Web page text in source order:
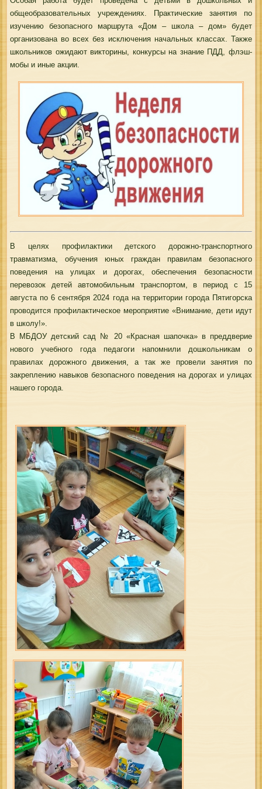
общеобразовательных учреждениях. Практические занятия по
изучению безопасного маршрута «Дом – школа – дом» будет
организована во всех без исключения начальных классах. Также
школьников ожидают викторины, конкурсы на знание ПДД, флэш-
мобы и иные акции.
В целях профилактики детского дорожно-транспортного
травматизма, обучения юных граждан правилам безопасного
поведения на улицах и дорогах, обеспечения безопасности
перевозок детей автомобильным транспортом, в период с 15
августа по 6 сентября 2024 года на территории города Пятигорска
проводится профилактическое мероприятие «Внимание, дети идут
в школу!».
В МБДОУ детский сад № 20 «Красная шапочка» в преддверие
нового учебного года педагоги напомнили дошкольникам о
правилах дорожного движения, а так же провели занятия по
закреплению навыков безопасного поведения на дорогах и улицах
нашего города.